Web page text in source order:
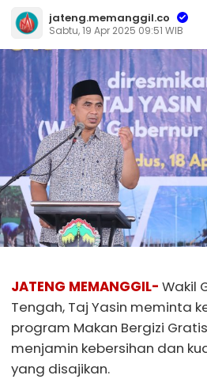
jateng.memanggil.co
Sabtu, 19 Apr 2025 09:51 WIB
JATENG MEMANGGIL- Wakil
Tengah, Taj Yasin meminta
program Makan Bergizi
menjamin kebersihan dan
yang disajikan.